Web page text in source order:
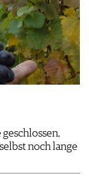
noch lange